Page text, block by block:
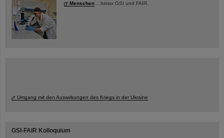
Menschen ...hinter GSI und FAIR.
Umgang mit den Auswirkungen des Kriegs in der Ukraine
GSI-FAIR Kolloquium